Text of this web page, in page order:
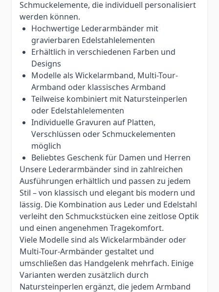
Schmuckelemente, die individuell personalisiert
werden können.
Hochwertige Lederarmbänder mit
gravierbaren Edelstahlelementen
Erhältlich in verschiedenen Farben und
Designs
Modelle als Wickelarmband, Multi-Tour-
Armband oder klassisches Armband
Teilweise kombiniert mit Natursteinperlen
oder Edelstahlelementen
Individuelle Gravuren auf Platten,
Verschlüssen oder Schmuckelementen
möglich
Beliebtes Geschenk für Damen und Herren
Unsere Lederarmbänder sind in zahlreichen
Ausführungen erhältlich und passen zu jedem
Stil – von klassisch und elegant bis modern und
lässig. Die Kombination aus Leder und Edelstahl
verleiht den Schmuckstücken eine zeitlose Optik
und einen angenehmen Tragekomfort.
Viele Modelle sind als Wickelarmbänder oder
Multi-Tour-Armbänder gestaltet und
umschließen das Handgelenk mehrfach. Einige
Varianten werden zusätzlich durch
Natursteinperlen ergänzt, die jedem Armband